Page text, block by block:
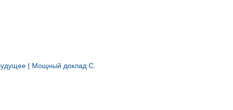
| Мощный доклад С.